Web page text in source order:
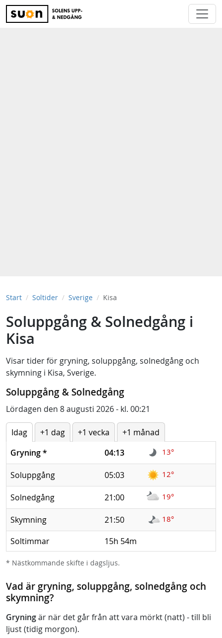
Start Soltider Sverige Kisa
Soluppgång & Solnedgång i
Kisa
Visar tider för gryning, soluppgång, solnedgång och
skymning i Kisa, Sverige.
Soluppgång & Solnedgång
Lördagen den 8 augusti 2026 - kl. 00:21
Idag +1 dag +1 vecka
+1 månad
Gryning* 04:13 13°
Soluppgång 05:03 12°
Solnedgång 21:00 19°
Skymning 21:50 18°
Soltimmar 15h 54m
* Nästkommande skifte i dagsljus.
Vad är gryning, soluppgång, solnedgång och
skymning?
Gryningär när det går från att vara mörkt (natt) - till bli
ljust (tidig morgon).